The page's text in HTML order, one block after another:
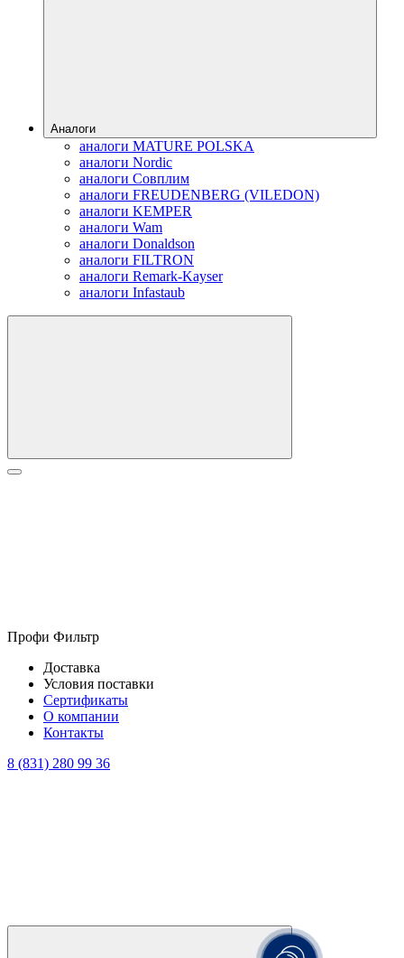
Аналоги
аналоги MATURE POLSKA
аналоги Nordic
аналоги Совплим
аналоги FREUDENBERG (VILEDON)
аналоги KEMPER
аналоги Wam
аналоги Donaldson
аналоги FILTRON
аналоги Remark-Kayser
аналоги Infastaub
Профи Фильтр
Доставка
Условия поставки
Сертификаты
О компании
Контакты
8 (831) 280 99 36